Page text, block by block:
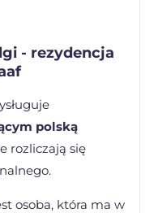
- rezydencja
polską
rozliczają się
osoba, która ma w